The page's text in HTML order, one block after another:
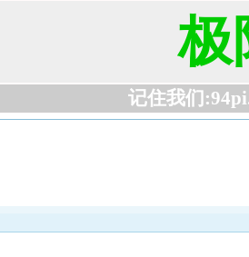
极
记住我们